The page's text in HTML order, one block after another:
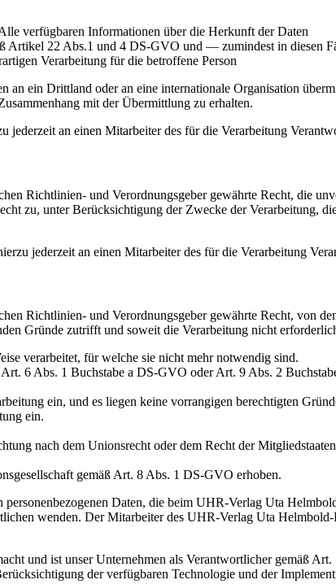
verfügbaren Informationen über die Herkunft der Daten
Artikel 22 Abs.1 und 4 DS-GVO und — zumindest in diesen
Verarbeitung für die betroffene Person
an ein Drittland oder an eine internationale Organisation
mit der Übermittlung zu erhalten.
jederzeit an einen Mitarbeiter des für die Verarbeitung
Richtlinien- und Verordnungsgeber gewährte Recht, die
zu, unter Berücksichtigung der Zwecke der Verarbeitung,
jederzeit an einen Mitarbeiter des für die Verarbeitung
Richtlinien- und Verordnungsgeber gewährte Recht, von
Gründe zutrifft und soweit die Verarbeitung nicht
verarbeitet, für welche sie nicht mehr notwendig sind.
6 Abs. 1 Buchstabe a DS-GVO oder Art. 9 Abs. 2
ein, und es liegen keine vorrangigen berechtigten
ein.
nach dem Unionsrecht oder dem Recht der
gemäß Art. 8 Abs. 1 DS-GVO erhoben.
Daten, die beim UHR-Verlag Uta
wenden. Der Mitarbeiter des UHR-Verlag Uta
und ist unser Unternehmen als Verantwortlicher gemäß
der verfügbaren Technologie und der